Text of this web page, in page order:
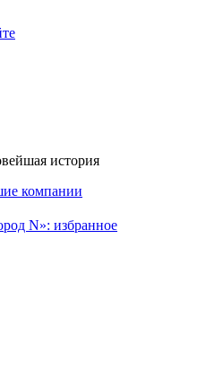
история
компании
N»: избранное